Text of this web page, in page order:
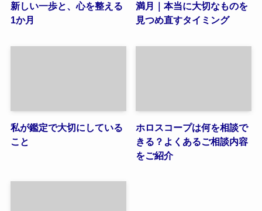
新しい一歩と、心を整える
1か月
満月｜本当に大切なものを
見つめ直すタイミング
私が鑑定で大切にしている
こと
ホロスコープは何を相談で
きる？よくあるご相談内容
をご紹介